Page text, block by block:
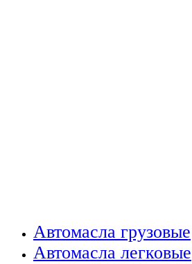
Автомасла грузовые
Автомасла легковые